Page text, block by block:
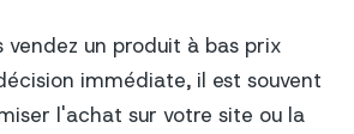
vendez un produit à bas prix
immédiate, il est souvent
l'achat sur votre site ou la